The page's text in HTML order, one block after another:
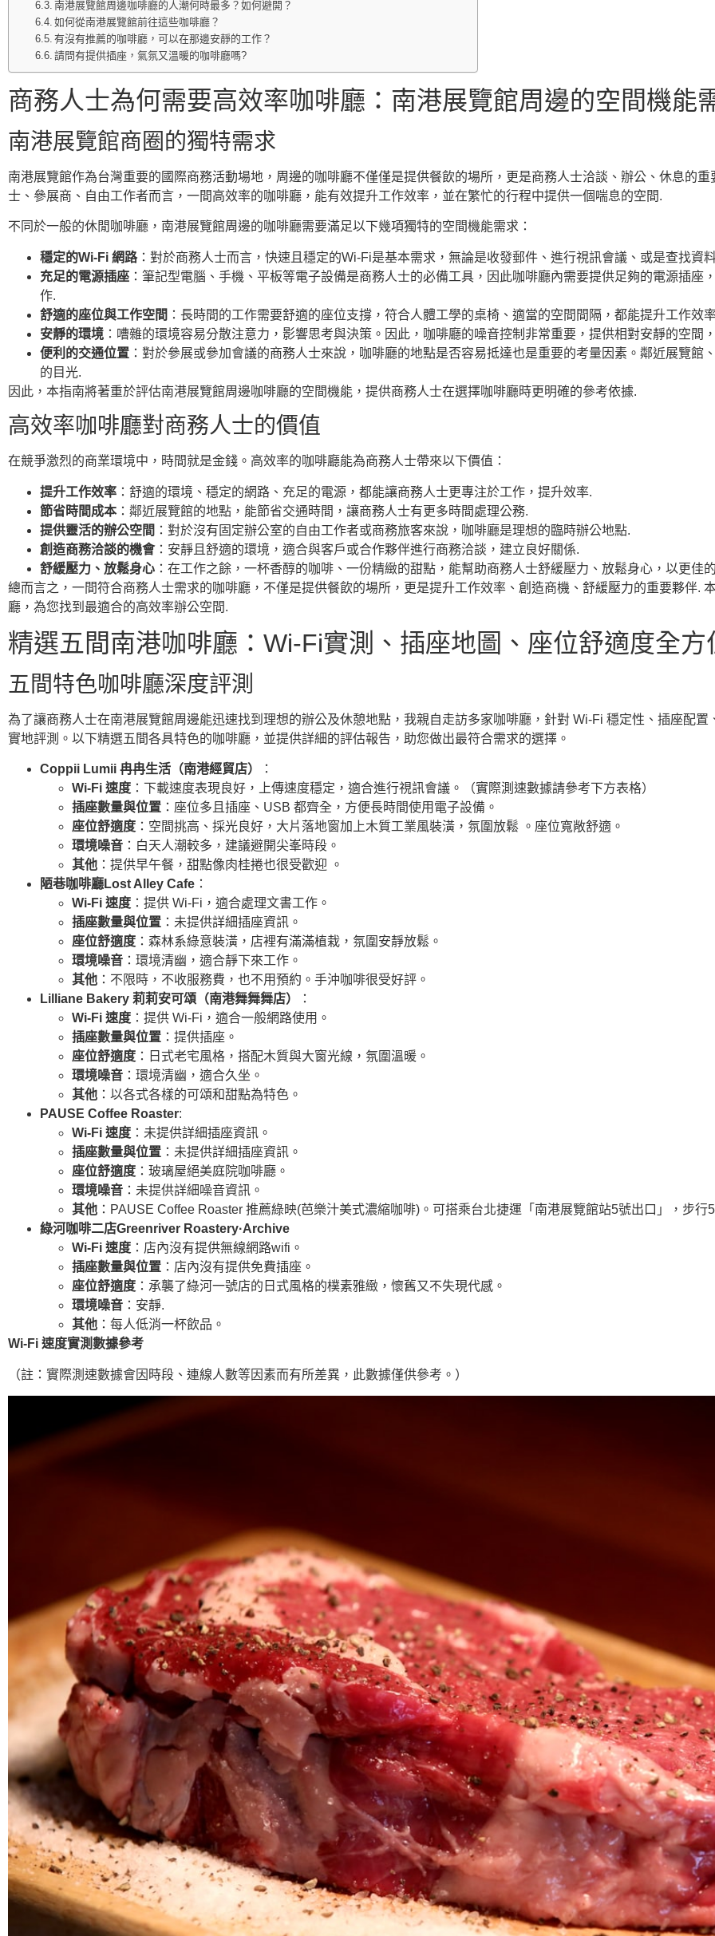
南港展覽館周邊咖啡廳的人潮何時最多？如何避開？
如何從南港展覽館前往這些咖啡廳？
有沒有推薦的咖啡廳，可以在那邊安靜的工作？
請問有提供插座，氣氛又溫暖的咖啡廳嗎?
商務人士為何需要高效率咖啡廳：南港展覽館周邊的空間機能
南港展覽館商圈的獨特需求
南港展覽館作為台灣重要的國際商務活動場地，周邊的咖啡廳不僅僅是提供餐飲的場所，更是商務人士洽談、辦公、休息的
士、參展商、自由工作者而言，一間高效率的咖啡廳，能有效提升工作效率，並在繁忙的行程中提供一個喘息的空間.
不同於一般的休閒咖啡廳，南港展覽館周邊的咖啡廳需要滿足以下幾項獨特的空間機能需求：
穩定的Wi-Fi 網路：對於商務人士而言，快速且穩定的Wi-Fi是基本需求，無論是收發郵件、進行視訊會議、或是查找資
充足的電源插座 ：筆記型電腦、手機、平板等電子設備是商務人士的必備工具，因此咖啡廳內需要提供足夠的電源插座
作.
舒適的座位與工作空間 ：長時間的工作需要舒適的座位支撐，符合人體工學的桌椅、適當的空間間隔，都能提升工作效
安靜的環境 ：嘈雜的環境容易分散注意力，影響思考與決策。因此，咖啡廳的噪音控制非常重要，提供相對安靜的空間
便利的交通位置 ：對於參展或參加會議的商務人士來說，咖啡廳的地點是否容易抵達也是重要的考量因素。鄰近展覽館
的目光.
因此，本指南將著重於評估南港展覽館周邊咖啡廳的空間機能，提供商務人士在選擇咖啡廳時更明確的參考依據.
高效率咖啡廳對商務人士的價值
在競爭激烈的商業環境中，時間就是金錢。高效率的咖啡廳能為商務人士帶來以下價值：
提升工作效率 ：舒適的環境、穩定的網路、充足的電源，都能讓商務人士更專注於工作，提升效率.
節省時間成本 ：鄰近展覽館的地點，能節省交通時間，讓商務人士有更多時間處理公務.
提供靈活的辦公空間 ：對於沒有固定辦公室的自由工作者或商務旅客來說，咖啡廳是理想的臨時辦公地點.
創造商務洽談的機會：安靜且舒適的環境，適合與客戶或合作夥伴進行商務洽談，建立良好關係.
舒緩壓力、放鬆身心 ：在工作之餘，一杯香醇的咖啡、一份精緻的甜點，能幫助商務人士舒緩壓力、放鬆身心，以更佳
總而言之，一間符合商務人士需求的咖啡廳，不僅是提供餐飲的場所，更是提升工作效率、創造商機、舒緩壓力的重要夥伴.
廳，為您找到最適合的高效率辦公空間.
精選五間南港咖啡廳：Wi-Fi實測、插座地圖、座位舒適度全方
五間特色咖啡廳深度評測
為了讓商務人士在南港展覽館周邊能迅速找到理想的辦公及休憩地點，我親自走訪多家咖啡廳，針對 Wi-Fi 穩定性、插座配
實地評測。以下精選五間各具特色的咖啡廳，並提供詳細的評估報告，助您做出最符合需求的選擇。
Coppii Lumii 冉冉生活（南港經貿店）
：
Wi-Fi 速度 ：下載速度表現良好，上傳速度穩定，適合進行視訊會議。（實際測速數據請參考下方表格）
插座數量與位置 ：座位多且插座、USB 都齊全，方便長時間使用電子設備。
座位舒適度 ：空間挑高、採光良好，大片落地窗加上木質工業風裝潢，氛圍放鬆 。座位寬敞舒適。
環境噪音 ：白天人潮較多，建議避開尖峯時段。
其他 ：提供早午餐，甜點像肉桂捲也很受歡迎 。
陋巷咖啡廳Lost Alley Cafe ：
Wi-Fi 速度 ：提供 Wi-Fi，適合處理文書工作。
插座數量與位置 ：未提供詳細插座資訊。
座位舒適度 ：森林系綠意裝潢，店裡有滿滿植栽，氛圍安靜放鬆。
環境噪音 ：環境清幽，適合靜下來工作。
其他 ：不限時，不收服務費，也不用預約。手沖咖啡很受好評。
Lilliane Bakery 莉莉安可頌（南港舞舞舞店）
：
Wi-Fi 速度 ：提供 Wi-Fi，適合一般網路使用。
插座數量與位置 ：提供插座。
座位舒適度 ：日式老宅風格，搭配木質與大窗光線，氛圍溫暖。
環境噪音 ：環境清幽，適合久坐。
其他 ：以各式各樣的可頌和甜點為特色。
PAUSE Coffee Roaster:
Wi-Fi 速度 ：未提供詳細插座資訊。
插座數量與位置 ：未提供詳細插座資訊。
座位舒適度 ：玻璃屋絕美庭院咖啡廳。
環境噪音 ：未提供詳細噪音資訊。
其他 ：PAUSE Coffee Roaster 推薦綠映(芭樂汁美式濃縮咖啡)。可搭乘台北捷運「南港展覽館站5號出口」，步行
綠河咖啡二店Greenriver Roastery·Archive
Wi-Fi 速度 ：店內沒有提供無線網路wifi。
插座數量與位置 ：店內沒有提供免費插座。
座位舒適度 ：承襲了綠河一號店的日式風格的樸素雅緻，懷舊又不失現代感。
環境噪音 ：安靜.
其他 ：每人低消一杯飲品。
Wi-Fi 速度實測數據參考
（註：實際測速數據會因時段、連線人數等因素而有所差異，此數據僅供參考。）